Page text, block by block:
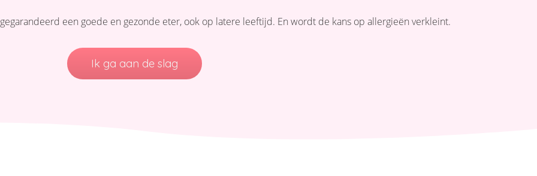
een goede en gezonde eter, ook op latere leeftijd. En wordt de kans op allergieën verkleint.
Ik ga aan de slag